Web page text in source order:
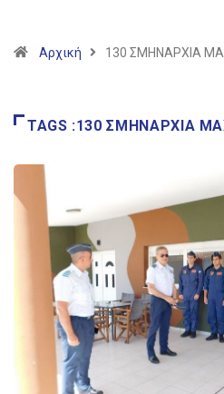
Αρχική 130 ΣΜΗΝΑΡΧΙΑ
TAGS :130 ΣΜΗΝΑΡΧΙΑ